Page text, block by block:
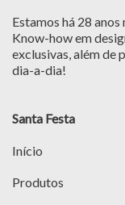
Estamos há 28
Know-how em
exclusivas, além de
dia-a-dia!
Santa Festa
Início
Produtos